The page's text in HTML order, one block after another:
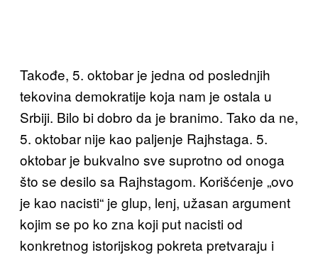
Takođe, 5. oktobar je jedna od poslednjih
tekovina demokratije koja nam je ostala u
Srbiji. Bilo bi dobro da je branimo. Tako da ne,
5. oktobar nije kao paljenje Rajhstaga. 5.
oktobar je bukvalno sve suprotno od onoga
što se desilo sa Rajhstagom. Korišćenje „ovo
je kao nacisti“ je glup, lenj, užasan argument
kojim se po ko zna koji put nacisti od
konkretnog istorijskog pokreta pretvaraju i